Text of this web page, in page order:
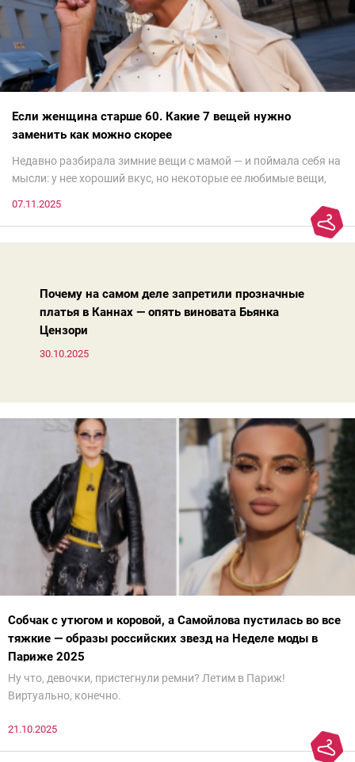
Если женщина старше 60. Какие 7 вещей нужно
заменить как можно скорее
Недавно разбирала зимние вещи с мамой — и поймала себя на
мысли: у нее хороший вкус, но некоторые ее любимые вещи,
моды. Вовсе нет.Проблема в том, что сама мода сделала шаг
07.11.2025
Почему на самом деле запретили прозначные
платья в Каннах — опять виновата Бьянка
Цензори
30.10.2025
Собчак с утюгом и коровой, а Самойлова пустилась во все
тяжкие — образы российских звезд на Неделе моды в
Париже 2025
Ну что, девочки, пристегнули ремни? Летим в Париж!
Виртуально, конечно.
21.10.2025